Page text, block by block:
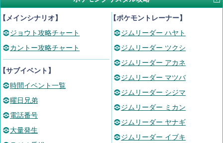
メインシナリオ】
ジョウト攻略チャート
カントー攻略チャート
サブイベント】
時間イベント一覧
曜日兄弟
電話番号
大量発生
【ポケモントレーナー】
ジムリーダー ハヤト
ジムリーダー ツクシ
ジムリーダー アカネ
ジムリーダー マツバ
ジムリーダー シジマ
ジムリーダー ミカン
ジムリーダー ヤナギ
ジムリーダー イブキ